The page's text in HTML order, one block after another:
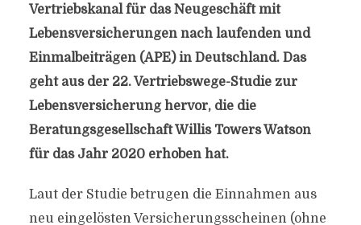
Vertriebskanal für das Neugeschäft mit
Lebensversicherungen nach laufenden und
Einmalbeiträgen (APE) in Deutschland. Das
geht aus der 22. Vertriebswege-Studie zur
Lebensversicherung hervor, die die
Beratungsgesellschaft Willis Towers Watson
für das Jahr 2020 erhoben hat.
Laut der Studie betrugen die Einnahmen aus
neu eingelösten Versicherungsscheinen (ohne